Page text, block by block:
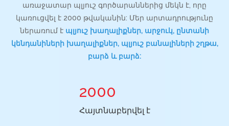
առաջատար պլյուշ գործարաններից մեկն է, որը
կառուցվել է 2000 թվականին: Մեր արտադրությունը
ներառում է պլյուշ խաղալիքներ, արջուկ, ընտանի
կենդանիների խաղալիքներ, պլյուշ բանալիների շղթա,
բարձ և բարձ:
2000
Հայտնաբերվել է